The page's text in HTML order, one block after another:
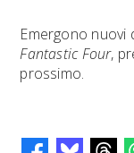
Emergono nuovi
Fantastic Four,
prossimo.